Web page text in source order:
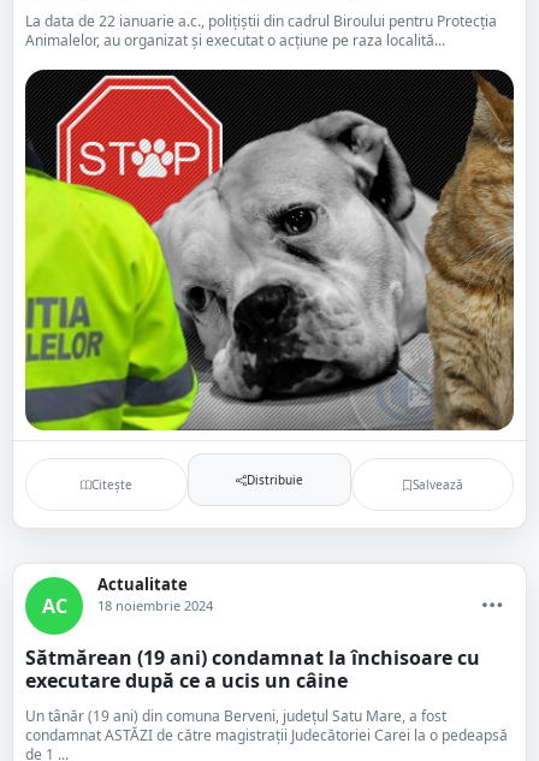
La data de 22 ianuarie a.c., polițiștii din cadrul Biroului pentru Protecția
Animalelor, au organizat și executat o acțiune pe raza localită...
Citește Distribuie Salvează
AC
Actualitate
18 noiembrie 2024
Sătmărean (19 ani) condamnat la închisoare cu
executare după ce a ucis un câine
Un tânăr (19 ani) din comuna Berveni, județul Satu Mare, a fost
condamnat ASTĂZI de către magistrații Judecătoriei Carei la o pedeapsă
de 1 ...